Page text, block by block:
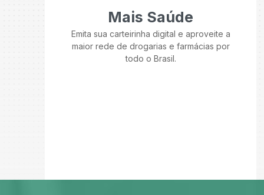
Mais Saúde
Emita sua carteirinha digital e aproveite a
maior rede de drogarias e farmácias por
todo o Brasil.